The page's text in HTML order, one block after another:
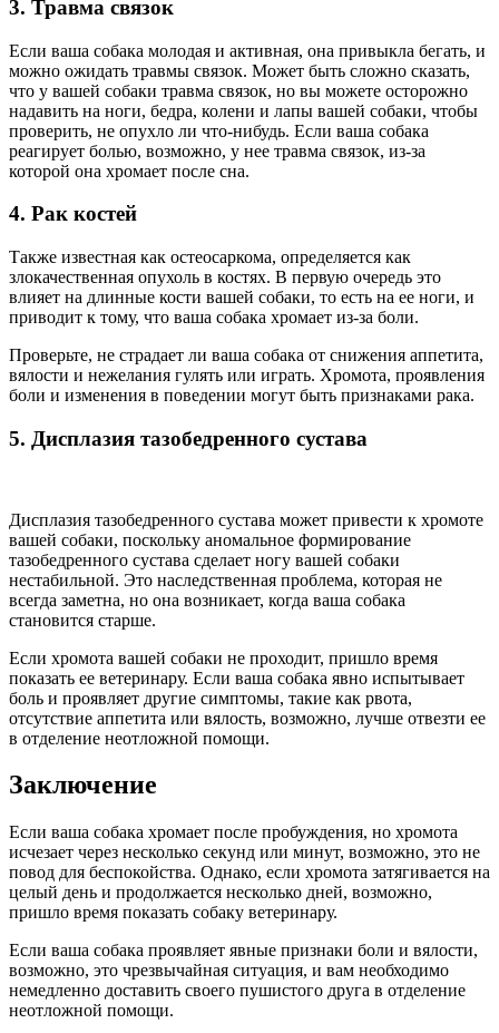
3. Травма связок
Если ваша собака молодая и активная, она привыкла бегать, и
можно ожидать травмы связок. Может быть сложно сказать,
что у вашей собаки травма связок, но вы можете осторожно
надавить на ноги, бедра, колени и лапы вашей собаки, чтобы
проверить, не опухло ли что-нибудь. Если ваша собака
реагирует болью, возможно, у нее травма связок, из-за
которой она хромает после сна.
4. Рак костей
Также известная как остеосаркома, определяется как
злокачественная опухоль в костях. В первую очередь это
влияет на длинные кости вашей собаки, то есть на ее ноги, и
приводит к тому, что ваша собака хромает из-за боли.
Проверьте, не страдает ли ваша собака от снижения аппетита,
вялости и нежелания гулять или играть. Хромота, проявления
боли и изменения в поведении могут быть признаками рака.
5. Дисплазия тазобедренного сустава
Дисплазия тазобедренного сустава может привести к хромоте
вашей собаки, поскольку аномальное формирование
тазобедренного сустава сделает ногу вашей собаки
нестабильной. Это наследственная проблема, которая не
всегда заметна, но она возникает, когда ваша собака
становится старше.
Если хромота вашей собаки не проходит, пришло время
показать ее ветеринару. Если ваша собака явно испытывает
боль и проявляет другие симптомы, такие как рвота,
отсутствие аппетита или вялость, возможно, лучше отвезти ее
в отделение неотложной помощи.
Заключение
Если ваша собака хромает после пробуждения, но хромота
исчезает через несколько секунд или минут, возможно, это не
повод для беспокойства. Однако, если хромота затягивается на
целый день и продолжается несколько дней, возможно,
пришло время показать собаку ветеринару.
Если ваша собака проявляет явные признаки боли и вялости,
возможно, это чрезвычайная ситуация, и вам необходимо
немедленно доставить своего пушистого друга в отделение
неотложной помощи.